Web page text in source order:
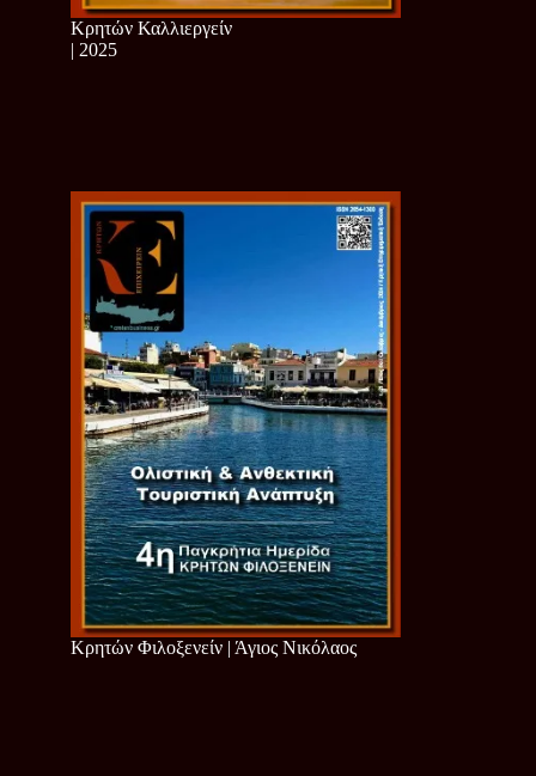
Κρητών Καλλιεργείν
| 2025
Κρητών Φιλοξενείν | Άγιος Νικόλαος